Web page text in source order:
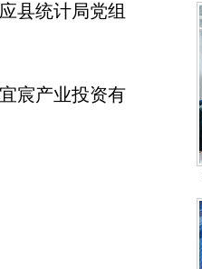
县统计局党组
宸产业投资有